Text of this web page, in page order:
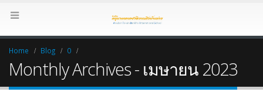
Home Blog 0
Monthly Archives - เมษายน 2023